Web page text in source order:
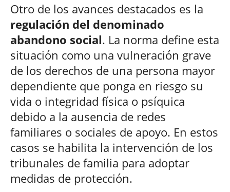
Otro de los avances destacados es la
regulación del denominado
abandono social. La norma define esta
situación como una vulneración grave
de los derechos de una persona mayor
dependiente que ponga en riesgo su
vida o integridad física o psíquica
debido a la ausencia de redes
familiares o sociales de apoyo. En estos
casos se habilita la intervención de los
tribunales de familia para adoptar
medidas de protección.